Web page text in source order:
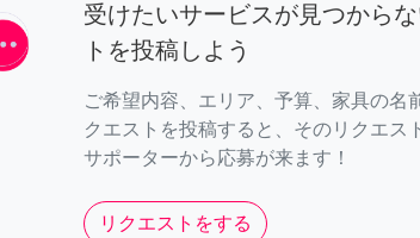
受けたいサービスが見つから
トを投稿しよう
ご希望内容、エリア、予算、家具の名
クエストを投稿すると、そのリクエス
サポーターから応募が来ます！
リクエストをする